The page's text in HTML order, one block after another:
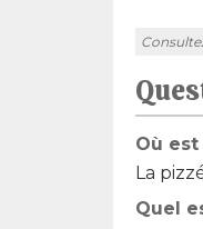
Où
La
Quel